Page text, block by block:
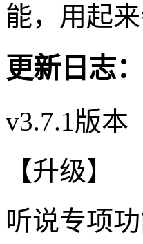
能，用起
更新日志：
v3.7.1版本
【升级】
听说专项